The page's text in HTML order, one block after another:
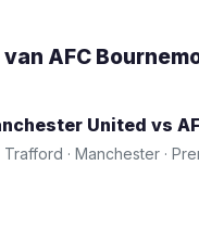
van AFC
United vs
Trafford · Manchester·